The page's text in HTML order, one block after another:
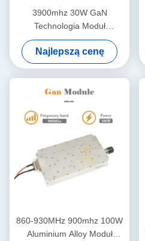
3900mhz 30W GaN
Technologia Moduł
antydronowy 900MHZ Moduł
anty-Fpv RF 24-32V
Najlepszą cenę
860-930MHz 900mhz 100W
Aluminium Alloy Moduł